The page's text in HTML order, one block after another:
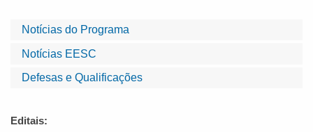
Notícias do Programa
Notícias EESC
Defesas e Qualificações
Editais: